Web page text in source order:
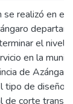
se realizó en el
el nivel
en la
de
tipo de diseño
de corte